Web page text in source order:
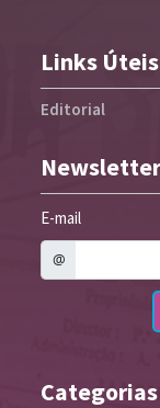
Links Úteis
Editorial
Newsletter
Categorias